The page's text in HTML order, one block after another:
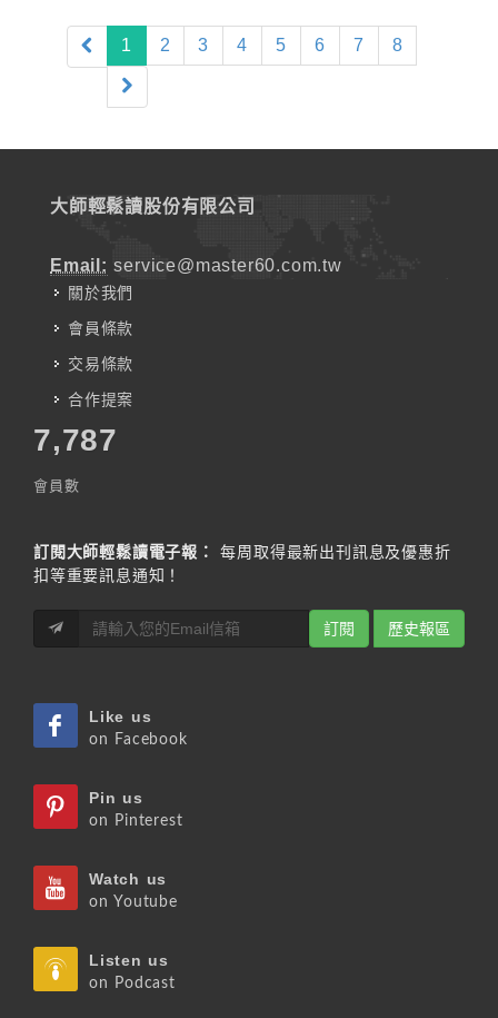
1 (current)
2 3 4 5 6 7 8
大師輕鬆讀股份有限公司
Email: service@master60.com.tw
關於我們
會員條款
交易條款
合作提案
7,787
會員數
訂閱大師輕鬆讀電子報：
每周取得最新出刊訊息及優惠折
扣等重要訊息通知！
訂閱 歷史報區
Like us
on Facebook
Pin us
on Pinterest
Watch us
on Youtube
Listen us
on Podcast